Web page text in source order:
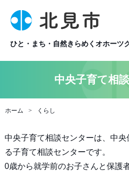
ひと・まち・自然きらめくオホーツ
中央子育て相
ホーム くらし
中央子育て相談センターは、中
る子育て相談センターです。
0歳から就学前のお子さんと保護